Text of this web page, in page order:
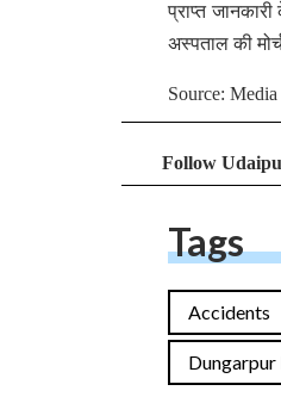
प्राप्त
अस्पताल की
Source:
Follow
Tags
Accidents
Dungarpur